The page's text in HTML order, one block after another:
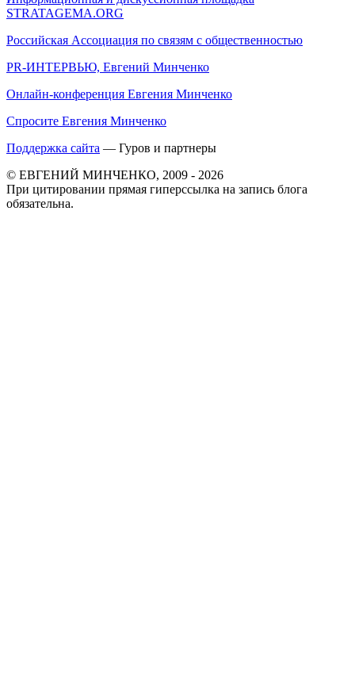
STRATAGEMA.ORG
Российская Ассоциация по связям с общественностью
PR-ИНТЕРВЬЮ, Евгений Минченко
Онлайн-конференция Евгения Минченко
Спросите Евгения Минченко
Поддержка сайта — Гуров и партнеры
© ЕВГЕНИЙ МИНЧЕНКО, 2009 - 2026
При цитировании прямая гиперссылка на запись блога
обязательна.